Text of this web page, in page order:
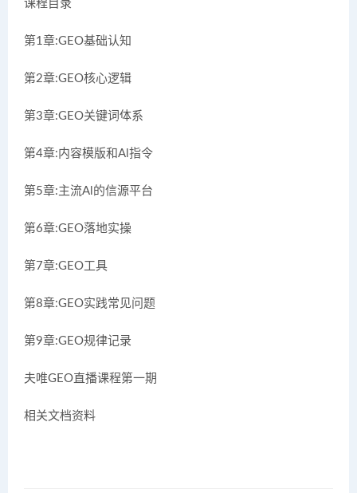
课程目录
第1章:GEO基础认知
第2章:GEO核心逻辑
第3章:GEO关键词体系
第4章:内容模版和Al指令
第5章:主流Al的信源平台
第6章:GEO落地实操
第7章:GEO工具
第8章:GEO实践常见问题
第9章:GEO规律记录
夫唯GEO直播课程第一期
相关文档资料